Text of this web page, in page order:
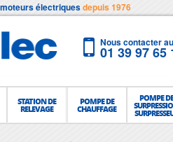
électriquesdepuis 1976
Nous contacter
01 39 97 65
STATION DE
RELEVAGE
POMPE DE
CHAUFFAGE
POMPE